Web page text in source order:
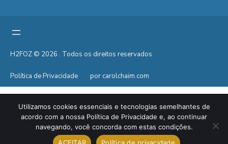
H2FOZ © 2026 . Todos os direitos reservados
Política de Privacidade por carolchaim.com
Utilizamos cookies essenciais e tecnologias semelhantes de
acordo com a nossa Política de Privacidade e, ao continuar
navegando, você concorda com estas condições.
ACEITAR
Política de privacidade